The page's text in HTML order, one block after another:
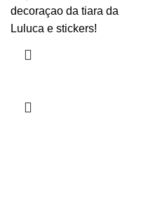
decoraçao da tiara da
Luluca e stickers!